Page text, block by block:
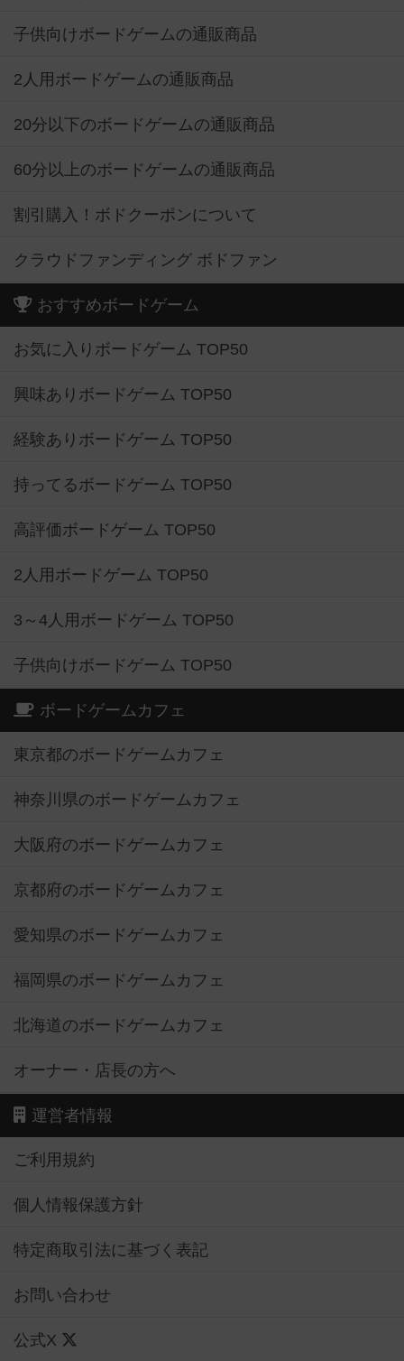
子供向けボードゲームの通販商品
2人用ボードゲームの通販商品
20分以下のボードゲームの通販商品
60分以上のボードゲームの通販商品
割引購入！ボドクーポンについて
クラウドファンディング ボドファン
おすすめボードゲーム
お気に入りボードゲーム TOP50
興味ありボードゲーム TOP50
経験ありボードゲーム TOP50
持ってるボードゲーム TOP50
高評価ボードゲーム TOP50
2人用ボードゲーム TOP50
3～4人用ボードゲーム TOP50
子供向けボードゲーム TOP50
ボードゲームカフェ
東京都のボードゲームカフェ
神奈川県のボードゲームカフェ
大阪府のボードゲームカフェ
京都府のボードゲームカフェ
愛知県のボードゲームカフェ
福岡県のボードゲームカフェ
北海道のボードゲームカフェ
オーナー・店長の方へ
運営者情報
ご利用規約
個人情報保護方針
特定商取引法に基づく表記
お問い合わせ
公式X